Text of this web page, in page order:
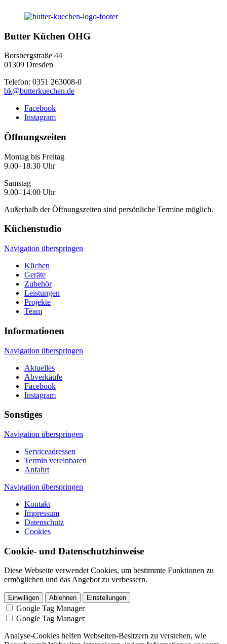
Butter Küchen OHG
Borsbergstraße 44
01309 Dresden
Telefon: 0351 263008-0
bk@butterkuechen.de
Facebook
Instagram
Öffnungszeiten
Montag bis Freitag
9.00–18.30 Uhr
Samstag
9.00–14.00 Uhr
Außerhalb der Öffnungszeiten sind persönliche Termine möglich.
Küchenstudio
Navigation überspringen
Küchen
Geräte
Zubehör
Leistungen
Projekte
Team
Informationen
Navigation überspringen
Aktuelles
Abverkäufe
Facebook
Instagram
Sonstiges
Navigation überspringen
Serviceadressen
Termin vereinbaren
Anfahrt
Navigation überspringen
Kontakt
Impressum
Datenschutz
Cookies
Cookie- und Datenschutz­hinweise
Diese Webseite verwendet Cookies, um bestimmte Funktionen zu
ermöglichen und das Angebot zu verbessern.
Einwilligen Ablehnen Einstellungen
Google Tag Manager
Google Tag Manager
Analyse-Cookies helfen Webseiten-Besitzern zu verstehen, wie